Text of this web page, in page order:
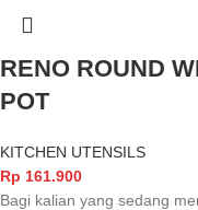
RENO ROUND
POT
KITCHEN UTENSILS
Rp 161.900
Bagi kalian yang sedang